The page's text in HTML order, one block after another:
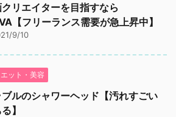
リエイターを目指すなら
【フリーランス需要が急上昇中】
9/10
ット・美容
ブルのシャワーヘッド【汚れすごい
】